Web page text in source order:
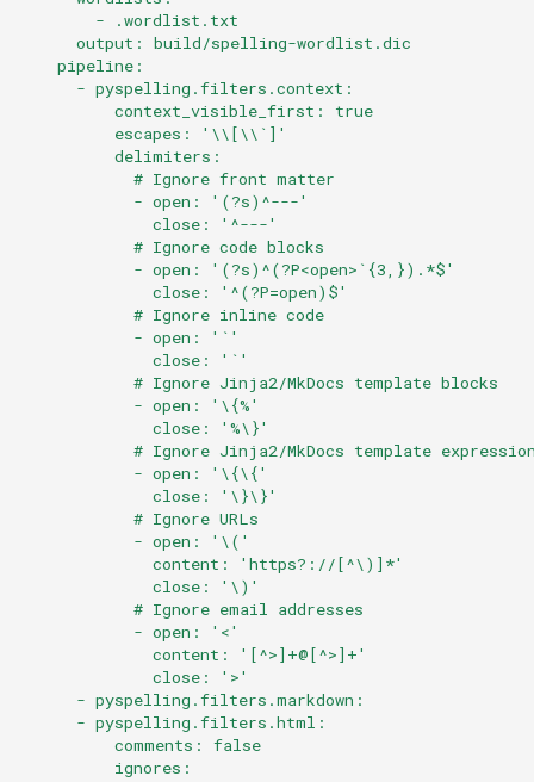
        - .wordlist.txt
      output: build/spelling-wordlist.dic
    pipeline:
      - pyspelling.filters.context:
          context_visible_first: true
          escapes: '\\[\\`]'
          delimiters:
            # Ignore front matter
            - open: '(?s)^---'
              close: '^---'
            # Ignore code blocks
            - open: '(?s)^(?P<open>`{3,}).*$'
              close: '^(?P=open)$'
            # Ignore inline code
            - open: '`'
              close: '`'
            # Ignore Jinja2/MkDocs template blocks
            - open: '\{%'
              close: '%\}'
# Ignore Jinja2/MkDocs template
            - open: '\{\{'
              close: '\}\}'
            # Ignore URLs
            - open: '\('
              content: 'https?://[^\)]*'
              close: '\)'
            # Ignore email addresses
            - open: '<'
              content: '[^>]+@[^>]+'
              close: '>'
      - pyspelling.filters.markdown:
      - pyspelling.filters.html:
          comments: false
          ignores: